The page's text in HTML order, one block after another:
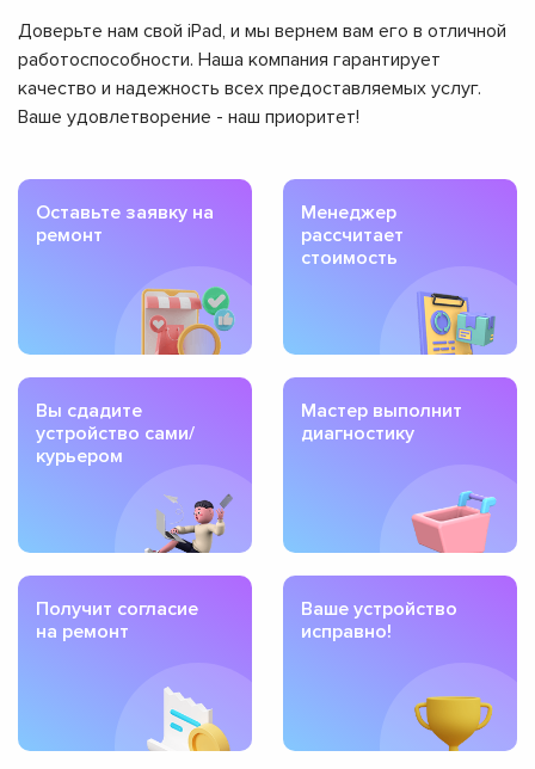
Доверьте нам свой iPad, и мы вернем вам его в отличной
работоспособности. Наша компания гарантирует
качество и надежность всех предоставляемых услуг.
Ваше удовлетворение - наш приоритет!
Оставьте заявку на
ремонт
Менеджер
рассчитает
стоимость
Вы сдадите
устройство сами/
курьером
Мастер выполнит
диагностику
Получит согласие
на ремонт
Ваше устройство
исправно!